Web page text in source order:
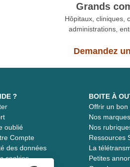
Grands
Hôpitaux, cliniques,
administrations,
Demandez
?
oublié
Compte
des données
cookies
BOITE À
Offrir un bon
Nos marques
Nos
Ressources
La
Petites